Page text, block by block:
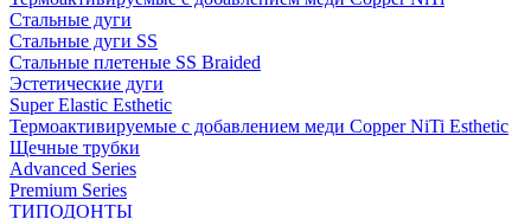
Стальные дуги
Стальные дуги SS
Стальные плетеные SS Braided
Эстетические дуги
Super Elastic Esthetic
Термоактивируемые с добавлением меди Copper NiTi Esthetic
Щечные трубки
Advanced Series
Premium Series
ТИПОДОНТЫ